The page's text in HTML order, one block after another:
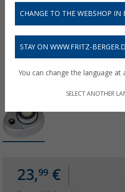
23,99 €
CHANGE TO THE WEBSHOP IN
STAY ON WWW.FRITZ-
You can change the language at
SELECT ANOTHER